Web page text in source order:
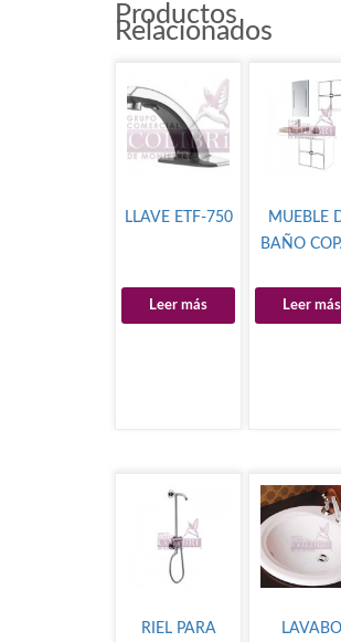
Productos
Relacionados
LLAVE ETF-750
Leer más
MUEBLE
BAÑO
Leer más
RIEL PARA
LAVABO